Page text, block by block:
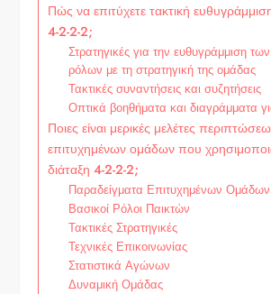
Πώς να επιτύχετε τακτική
4-2-2-2;
Στρατηγικές για την ευθυγράμμιση
ρόλων με τη στρατηγική της ομάδας
Τακτικές συναντήσεις και συζητήσεις
Οπτικά βοηθήματα και διαγράμματα
Ποιες είναι μερικές μελέτες
επιτυχημένων ομάδων που
διάταξη 4-2-2-2;
Παραδείγματα Επιτυχημένων Ομάδων
Βασικοί Ρόλοι Παικτών
Τακτικές Στρατηγικές
Τεχνικές Επικοινωνίας
Στατιστικά Αγώνων
Δυναμική Ομάδας